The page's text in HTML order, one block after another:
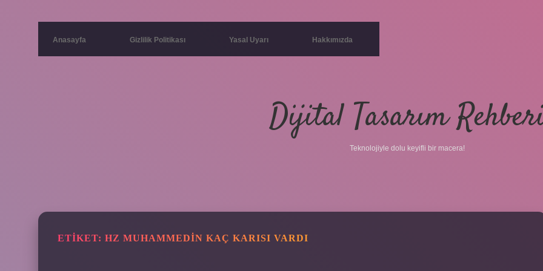
Anasayfa Gizlilik Politikası Yasal Uyarı Hakkımızda
Dijital Tasarım
Teknolojiyle dolu keyifli bir macera!
ETIKET: HZ MUHAMMEDIN KAÇ KARISI VARDI